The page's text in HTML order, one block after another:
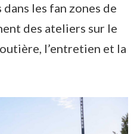
les fan zones de
des ateliers sur le
l’entretien et la